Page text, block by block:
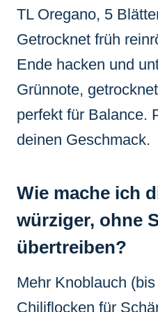
TL Oregano, 5
Getrocknet früh
Ende hacken und
Grünnote,
perfekt für Balance.
deinen Geschmack.
Wie mache ich
würziger, ohne
übertreiben?
Mehr Knoblauch
Chiliflocken für